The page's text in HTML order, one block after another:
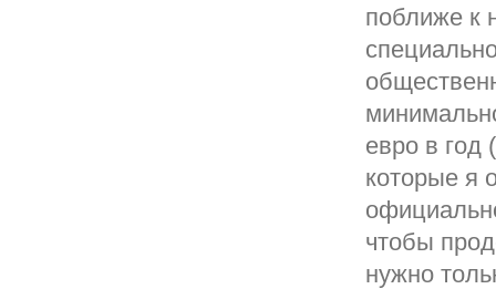
поближе к
евро в год
которые я
чтобы
нужно